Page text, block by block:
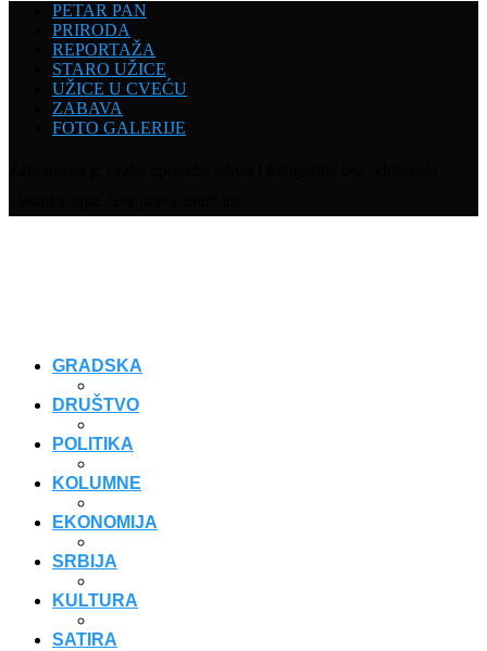
PETAR PAN
PRIRODA
REPORTAŽA
STARO UŽICE
UŽICE U CVEĆU
ZABAVA
FOTO GALERIJE
GRADSKA
DRUŠTVO
POLITIKA
KOLUMNE
EKONOMIJA
SRBIJA
KULTURA
SATIRA